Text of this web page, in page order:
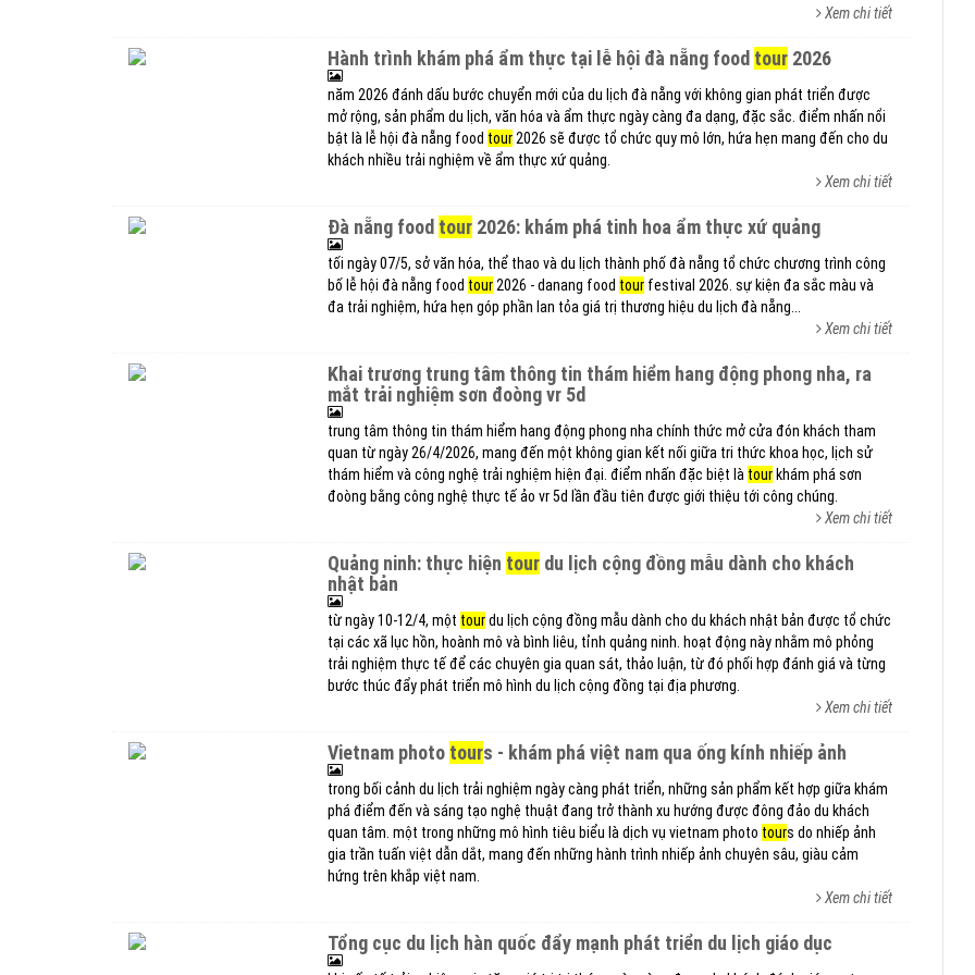
Xem chi tiết
hành trình khám phá ẩm thực tại lễ hội đà nẵng food tour 2026
năm 2026 đánh dấu bước chuyển mới của du lịch đà nẵng với không gian phát triển được
mở rộng, sản phẩm du lịch, văn hóa và ẩm thực ngày càng đa dạng, đặc sắc. điểm nhấn nổi
bật là lễ hội đà nẵng food tour2026 sẽ được tổ chức quy mô lớn, hứa hẹn mang đến cho du
khách nhiều trải nghiệm về ẩm thực xứ quảng.
Xem chi tiết
đà nẵng food tour 2026: khám phá tinh hoa ẩm thực xứ quảng
tối ngày 07/5, sở văn hóa, thể thao và du lịch thành phố đà nẵng tổ chức chương trình công
bố lễ hội đà nẵng food tour2026 - danang food tour festival 2026. sự kiện đa sắc màu và
đa trải nghiệm, hứa hẹn góp phần lan tỏa giá trị thương hiệu du lịch đà nẵng...
Xem chi tiết
khai trương trung tâm thông tin thám hiểm hang động phong nha, ra
mắt trải nghiệm sơn đoòng vr 5d
trung tâm thông tin thám hiểm hang động phong nha chính thức mở cửa đón khách tham
quan từ ngày 26/4/2026, mang đến một không gian kết nối giữa tri thức khoa học, lịch sử
thám hiểm và công nghệ trải nghiệm hiện đại. điểm nhấn đặc biệt là tour khám phá sơn
đoòng bằng công nghệ thực tế ảo vr 5d lần đầu tiên được giới thiệu tới công chúng.
Xem chi tiết
quảng ninh: thực hiện tour du lịch cộng đồng mẫu dành cho khách
nhật bản
từ ngày 10-12/4, một tourdu lịch cộng đồng mẫu dành cho du khách nhật bản được tổ chức
tại các xã lục hồn, hoành mô và bình liêu, tỉnh quảng ninh. hoạt động này nhằm mô phỏng
trải nghiệm thực tế để các chuyên gia quan sát, thảo luận, từ đó phối hợp đánh giá và từng
bước thúc đẩy phát triển mô hình du lịch cộng đồng tại địa phương.
Xem chi tiết
vietnam photo tours - khám phá việt nam qua ống kính nhiếp ảnh
trong bối cảnh du lịch trải nghiệm ngày càng phát triển, những sản phẩm kết hợp giữa khám
phá điểm đến và sáng tạo nghệ thuật đang trở thành xu hướng được đông đảo du khách
quan tâm. một trong những mô hình tiêu biểu là dịch vụ vietnam photo tours do nhiếp ảnh
gia trần tuấn việt dẫn dắt, mang đến những hành trình nhiếp ảnh chuyên sâu, giàu cảm
hứng trên khắp việt nam.
Xem chi tiết
tổng cục du lịch hàn quốc đẩy mạnh phát triển du lịch giáo dục